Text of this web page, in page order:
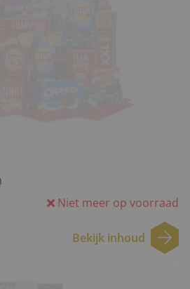
Niet meer op voorraad
Bekijk inhoud